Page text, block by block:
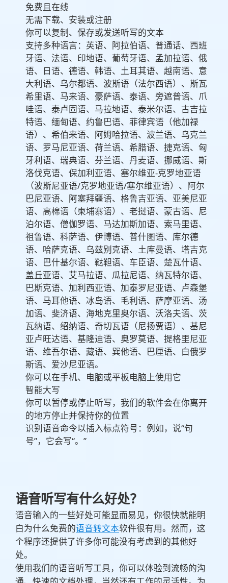
免费且在线
无需下载、安装或注册
你可以复制、保存或发送听写的文本
支持多种语言：英语、阿拉伯语、普通话、西班
牙语、法语、印地语、葡萄牙语、孟加拉语、俄
语、日语、德语、韩语、土耳其语、越南语、意
大利语、乌尔都语、波斯语（法尔西语）、斯瓦
希里语、马来语、豪萨语、泰语、旁遮普语、爪
哇语、泰卢固语、马拉地语、泰米尔语、古吉拉
特语、缅甸语、约鲁巴语、菲律宾语（他加禄
语）、希伯来语、阿姆哈拉语、波兰语、乌克兰
语、罗马尼亚语、荷兰语、希腊语、捷克语、匈
牙利语、瑞典语、芬兰语、丹麦语、挪威语、斯
洛伐克语、保加利亚语、塞尔维亚-克罗地亚语
（波斯尼亚语/克罗地亚语/塞尔维亚语）、阿尔
巴尼亚语、阿塞拜疆语、格鲁吉亚语、亚美尼亚
语、高棉语（柬埔寨语）、老挝语、蒙古语、尼
泊尔语、僧伽罗语、马达加斯加语、索马里语、
祖鲁语、科萨语、伊博语、普什图语、库尔德
语、哈萨克语、乌兹别克语、土库曼语、塔吉克
语、巴什基尔语、鞑靼语、车臣语、楚瓦什语、
盖丘亚语、艾马拉语、瓜拉尼语、纳瓦特尔语、
巴斯克语、加利西亚语、加泰罗尼亚语、卢森堡
语、马耳他语、冰岛语、毛利语、萨摩亚语、汤
加语、斐济语、海地克里奥尔语、沃洛夫语、茨
瓦纳语、绍纳语、奇切瓦语（尼扬贾语）、基尼
亚卢旺达语、基隆迪语、奥罗莫语、提格里尼亚
语、维吾尔语、藏语、巽他语、巴厘语、白俄罗
斯语、爱沙尼亚语。
你可以在手机、电脑或平板电脑上使用它
智能大写
你可以暂停或停止听写，我们的软件会在你离开
的地方停止并保持你的位置
识别语音命令以插入标点符号：例如，说“句
号”，它会写“。”
语音听写有什么好处？
语音输入的一些好处可能显而易见，你很快就能明
白为什么免费的语音转文本软件很有用。然而，这
个程序还提供了许多你可能没有考虑到的其他好
处。
使用我们的语音听写工具，你可以体验到流畅的沟